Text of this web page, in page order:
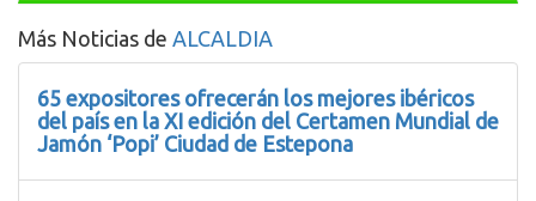
Más Noticias de ALCALDIA
65 expositores ofrecerán los mejores ibéricos
del país en la XI edición del Certamen Mundial de
Jamón ‘Popi’ Ciudad de Estepona